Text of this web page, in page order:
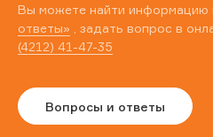
Вы можете найти информацию
ответы» , задать вопрос в
(4212) 41-47-35
Вопросы и ответы